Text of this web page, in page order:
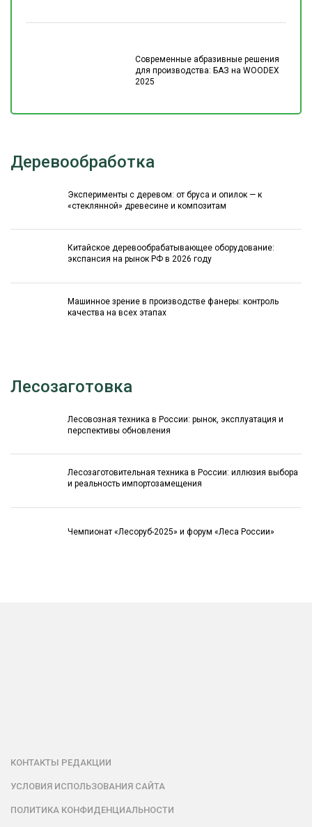
Современные абразивные решения
для производства: БАЗ на WOODEX
2025
Деревообработка
Эксперименты с деревом: от бруса и опилок — к
«стеклянной» древесине и композитам
Китайское деревообрабатывающее оборудование:
экспансия на рынок РФ в 2026 году
Машинное зрение в производстве фанеры: контроль
качества на всех этапах
Лесозаготовка
Лесовозная техника в России: рынок, эксплуатация и
перспективы обновления
Лесозаготовительная техника в России: иллюзия выбора
и реальность импортозамещения
Чемпионат «Лесоруб-2025» и форум «Леса России»
КОНТАКТЫ РЕДАКЦИИ
УСЛОВИЯ ИСПОЛЬЗОВАНИЯ САЙТА
ПОЛИТИКА КОНФИДЕНЦИАЛЬНОСТИ